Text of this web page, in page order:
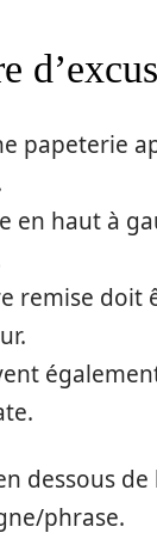
papeterie
en haut à
remise
dessous de
phrase.